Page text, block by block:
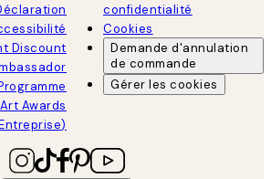
Discount
Art Awards
confidentialité
Cookies
Demande d'annulation
de commande
Gérer les cookies